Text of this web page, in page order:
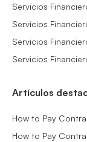
Servicios
Servicios
Servicios
Servicios
Artículos
How to Pay
How to Pay